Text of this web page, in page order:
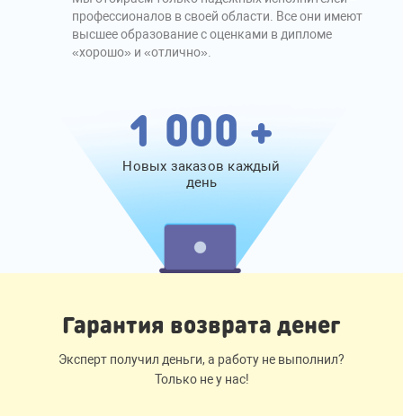
профессионалов в своей области. Все они имеют
высшее образование с оценками в дипломе
«хорошо» и «отлично».
1 000 +
Новых заказов каждый
день
Гарантия возврата денег
Эксперт получил деньги, а работу не выполнил?
Только не у нас!